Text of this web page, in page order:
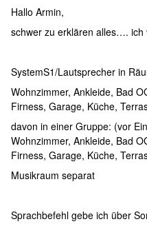
Hallo Armin,
schwer zu erklären alles…. ich
SystemS1/Lautsprecher in
Wohnzimmer, Ankleide, Bad
Firness, Garage, Küche,
davon in einer Gruppe: (vor
Wohnzimmer, Ankleide, Bad
Firness, Garage, Küche,
Musikraum separat
Sprachbefehl gebe ich über